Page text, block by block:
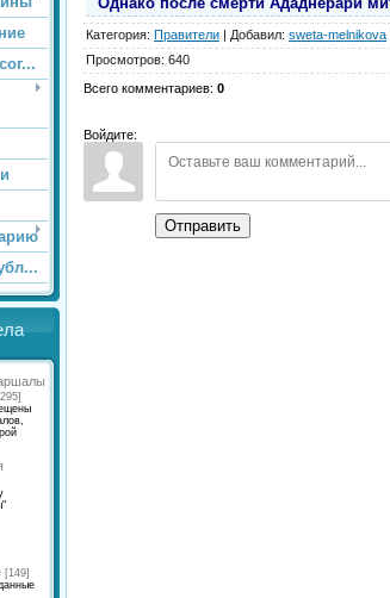
[149]
Категория: Правители | Добавил: sweta-melnikova
Просмотров: 640
Всего комментариев: 0
Войдите:
Отправить